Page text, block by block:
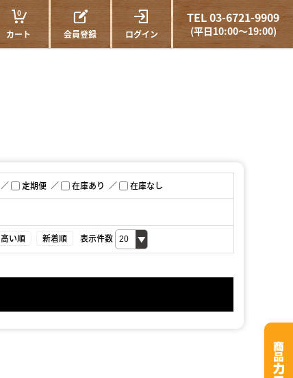
カート
0
会員登録 ログイン
TEL 03-6721-9909
(平日10:00～19:00)
定期便 在庫あり 在庫なし
高い順 新着順 表示件数